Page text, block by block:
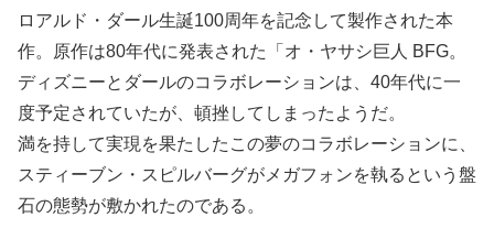
ロアルド・ダール生誕100周年を記念して製作された本
作。原作は80年代に発表された「オ・ヤサシ巨人 BFG。
ディズニーとダールのコラボレーションは、40年代に一
度予定されていたが、頓挫してしまったようだ。
満を持して実現を果たしたこの夢のコラボレーションに、
スティーブン・スピルバーグがメガフォンを執るという盤
石の態勢が敷かれたのである。